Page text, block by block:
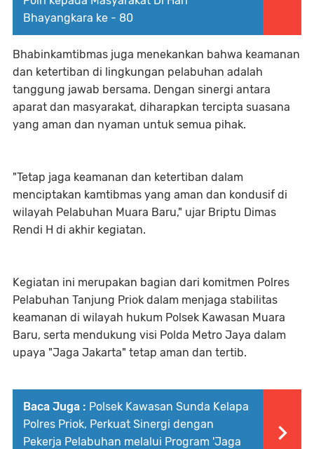
Bhayangkara ke - 80
Bhabinkamtibmas juga menekankan bahwa keamanan
dan ketertiban di lingkungan pelabuhan adalah
tanggung jawab bersama. Dengan sinergi antara
aparat dan masyarakat, diharapkan tercipta suasana
yang aman dan nyaman untuk semua pihak.
"Tetap jaga keamanan dan ketertiban dalam
menciptakan kamtibmas yang aman dan kondusif di
wilayah Pelabuhan Muara Baru," ujar Briptu Dimas
Rendi H di akhir kegiatan.
Kegiatan ini merupakan bagian dari komitmen Polres
Pelabuhan Tanjung Priok dalam menjaga stabilitas
keamanan di wilayah hukum Polsek Kawasan Muara
Baru, serta mendukung visi Polda Metro Jaya dalam
upaya "Jaga Jakarta" tetap aman dan tertib.
Baca Juga : Polsek Kawasan Sunda Kelapa
Polres Priok, Perkuat Sinergi dengan
Pekerja Pelabuhan melalui Program 'Jaga